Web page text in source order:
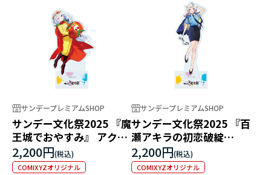
サンデープレミアムSHOP
サンデー文化祭2025 『魔
王城でおやすみ』 アクリ
ルスタンド
2,200円
COMIXYZオリジナル
サンデープレミアムSHOP
サンデー文化祭2025 『百
瀬アキラの初恋破綻
中。』 アクリルスタンド
2,200円
COMIXYZオリジナル